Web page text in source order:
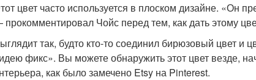
цвет часто используется в плоском дизайне. «Он
Чойс перед тем, как дать этому
так, будто кто-то соединил бирюзовый цвет и
фикс». Вы можете обнаружить этот цвет везде,
как было замечено Etsy на Pinterest.